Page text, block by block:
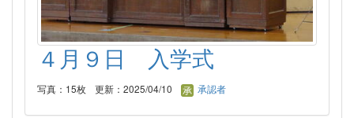
４月９日 入学式
写真：15枚 更新：2025/04/10 承認者